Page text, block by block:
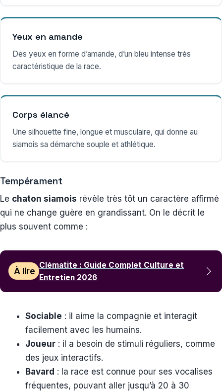
Yeux en amande
Des yeux en forme d’amande, d’un bleu intense très
caractéristique de la race.
Corps élancé
Une silhouette fine, longue et musculaire, qui donne au
siamois sa démarche souple et athlétique.
Tempérament
Le chaton siamois révèle très tôt un caractère affirmé
qui ne change guère en grandissant. On le décrit le
plus souvent comme :
À lire
Clématite : Guide Complet Culture et
Entretien 2026
Sociable : il aime la compagnie et interagit
facilement avec les humains.
Joueur : il a besoin de stimuli réguliers, comme
des jeux interactifs.
Bavard : la race est connue pour ses vocalises
fréquentes, pouvant aller jusqu’à 20 à 30